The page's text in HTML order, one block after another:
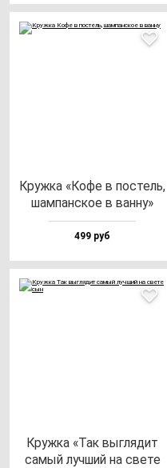
Круж­ка «Кофе в пос­тель,
шам­пан­ское в ван­ну»
499 руб
Круж­ка «Так выг­ля­дит
са­мый луч­ший на све­те